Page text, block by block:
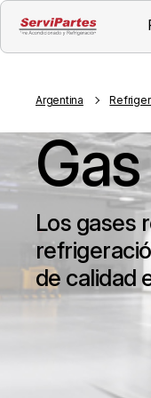
Argentina
Los gases
de calidad